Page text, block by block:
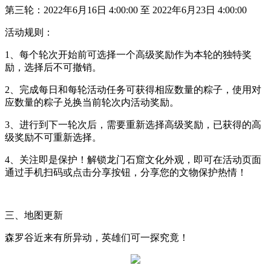
第三轮： 2022年6月 16日 4:00:00 至 2022年6月 23日 4:00:00
活动规则：
1
、每个轮次开始前可选择一个高级奖励作为本轮的独特奖
励，选择后不可撤销。
2 、完成每日和每轮活动任务可获得相应数量的粽子，使用对
应数量的粽子兑换当前轮次内活动奖励。
3 、进行到下一轮次后，需要重新选择高级奖励，已获得的高
级奖励不可重新选择。
4 、关注即是保护！解锁龙门石窟文化外观，即可在活动页面
通过手机扫码或点击分享按钮，分享您的文物保护热情！
三、地图更新
森罗谷近来有所异动，英雄们可一探究竟！